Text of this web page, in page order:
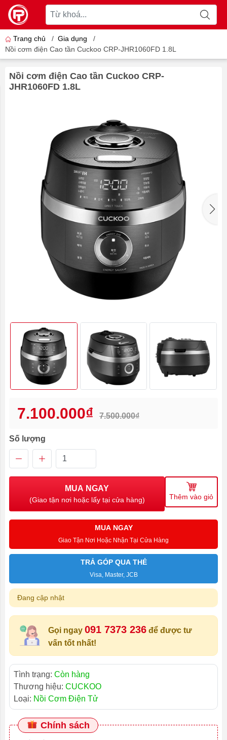
Trang chủ / Gia dụng
/
Nồi cơm điện Cao tần Cuckoo CRP-JHR1060FD 1.8L
Nồi cơm điện Cao tần Cuckoo CRP-
JHR1060FD 1.8L
7.100.000₫ 7.500.000₫
Số lượng
MUA NGAY
(Giao tận nơi hoặc lấy tại cửa hàng) Thêm vào giỏ
MUA NGAY
Giao Tận Nơi Hoặc Nhận Tại Cửa Hàng
TRẢ GÓP QUA THẺ
Visa, Master, JCB
Đang cập nhật
Gọi ngay 091 7373 236 để được tư
vấn tốt nhất!
Tình trạng: Còn hàng
Thương hiệu: CUCKOO
Loại: Nồi Cơm Điện Tử
Chính sách